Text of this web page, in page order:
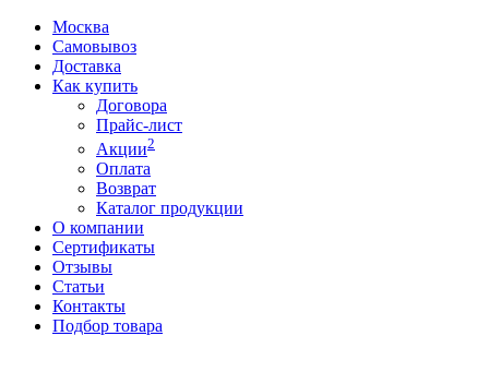
Москва
Самовывоз
Доставка
Как купить
Договора
Прайс-лист
Акции2
Оплата
Возврат
Каталог продукции
О компании
Сертификаты
Отзывы
Статьи
Контакты
Подбор товара